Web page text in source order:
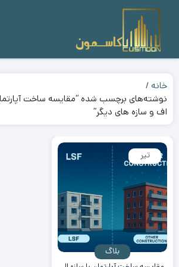
خانه
نوشته‌های برچسب شده “مقایسه ساخت
اف و سازه های دیگر”
بلاگ
تیر